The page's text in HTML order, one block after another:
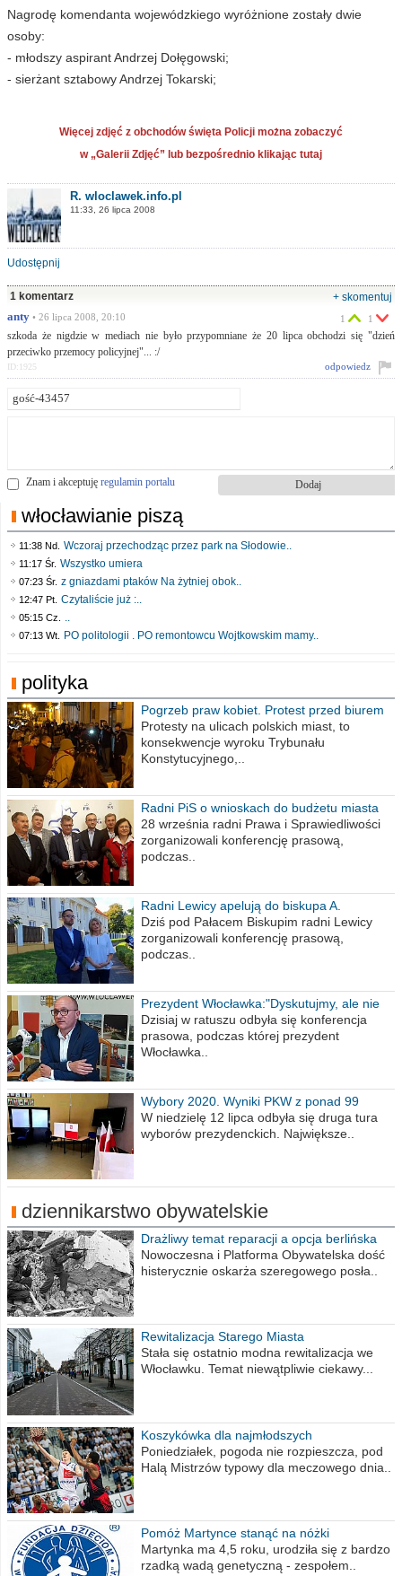
Nagrodę komendanta wojewódzkiego wyróżnione zostały dwie
osoby:
- młodszy aspirant Andrzej Dołęgowski;
- sierżant sztabowy Andrzej Tokarski;
Więcej zdjęć z obchodów święta Policji można zobaczyć
w „Galerii Zdjęć” lub bezpośrednio klikając tutaj
R. wloclawek.info.pl
11:33, 26 lipca 2008
Udostępnij
1 komentarz
+ skomentuj
anty • 26 lipca 2008, 20:10
szkoda że nigdzie w mediach nie było przypomniane że 20 lipca obchodzi się "dzień
przeciwko przemocy policyjnej"... :/
1 1
odpowiedz
ID:1925
Znam i akceptuję regulamin portalu
włocławianie piszą
11:38 Nd. Wczoraj przechodząc przez park na Słodowie..
11:17 Śr. Wszystko umiera
07:23 Śr. z gniazdami ptaków Na żytniej obok..
12:47 Pt. Czytaliście już :..
05:15 Cz. ..
07:13 Wt. PO politologii . PO remontowcu Wojtkowskim mamy..
polityka
Pogrzeb praw kobiet. Protest przed biurem
poselskim PiS
Protesty na ulicach polskich miast, to
konsekwencje wyroku Trybunału
Konstytucyjnego,..
Radni PiS o wnioskach do budżetu miasta
na 2021 rok
28 września radni Prawa i Sprawiedliwości
zorganizowali konferencję prasową,
podczas..
Radni Lewicy apelują do biskupa A.
Wiesława Meringa
Dziś pod Pałacem Biskupim radni Lewicy
zorganizowali konferencję prasową,
podczas..
Prezydent Włocławka:"Dyskutujmy, ale nie
obrażajmy się”
Dzisiaj w ratuszu odbyła się konferencja
prasowa, podczas której prezydent
Włocławka..
Wybory 2020. Wyniki PKW z ponad 99
procent obwodów
W niedzielę 12 lipca odbyła się druga tura
wyborów prezydenckich. Największe..
dziennikarstwo obywatelskie
Drażliwy temat reparacji a opcja berlińska
Nowoczesna i Platforma Obywatelska dość
histerycznie oskarża szeregowego posła..
Rewitalizacja Starego Miasta
Stała się ostatnio modna rewitalizacja we
Włocławku. Temat niewątpliwie ciekawy...
Koszykówka dla najmłodszych
Poniedziałek, pogoda nie rozpieszcza, pod
Halą Mistrzów typowy dla meczowego dnia..
Pomóż Martynce stanąć na nóżki
Martynka ma 4,5 roku, urodziła się z bardzo
rzadką wadą genetyczną - zespołem..